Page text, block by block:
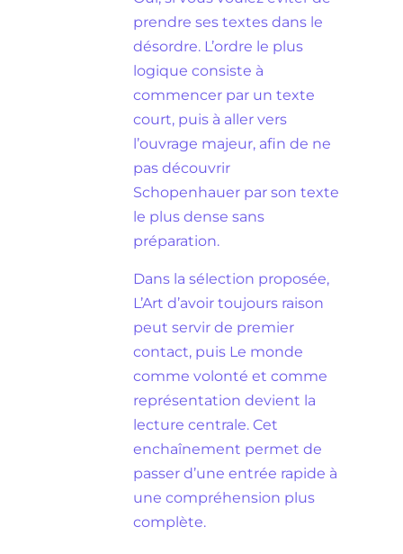
prendre ses textes dans le
désordre. L’ordre le plus
logique consiste à
commencer par un texte
court, puis à aller vers
l’ouvrage majeur, afin de ne
pas découvrir
Schopenhauer par son texte
le plus dense sans
préparation.
Dans la sélection proposée,
L’Art d’avoir toujours raison
peut servir de premier
contact, puis Le monde
comme volonté et comme
représentation devient la
lecture centrale. Cet
enchaînement permet de
passer d’une entrée rapide à
une compréhension plus
complète.